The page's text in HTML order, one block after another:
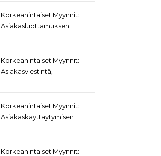
Myyntivälineet
Korkeahintaiset Myynnit:
Asiakasluottamuksen
parantaminen,
Asiakasprofiilien
Korkeahintaiset Myynnit:
Asiakasviestintä,
Korkeahintaiset Myynnit:
Asiakaskäyttäytymisen
Asiakasarvo
Korkeahintaiset Myynnit: